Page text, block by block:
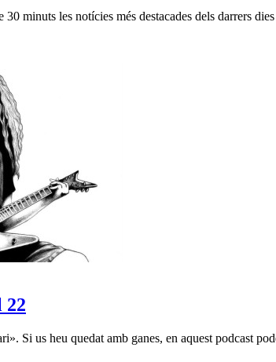
minuts les notícies més destacades dels darrers
22
Si us heu quedat amb ganes, en aquest podcast